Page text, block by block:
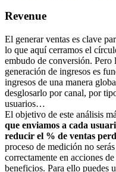
Revenue
El generar ventas es clave
lo que aquí cerramos el
embudo de conversión. Pero
generación de ingresos es
ingresos de una manera
desglosarlo por canal, por
usuarios…
El objetivo de este análisis
que enviamos a cada
reducir el % de ventas
proceso de medición no
correctamente en acciones
beneficios. Para ello puedes